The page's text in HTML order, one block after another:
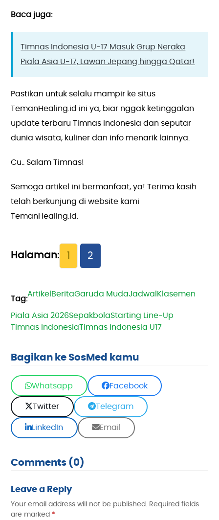
Baca juga:
Timnas Indonesia U-17 Masuk Grup Neraka
Piala Asia U-17, Lawan Jepang hingga Qatar!
Pastikan untuk selalu mampir ke situs
TemanHealing.id ini ya, biar nggak ketinggalan
update terbaru Timnas Indonesia dan seputar
dunia wisata, kuliner dan info menarik lainnya.
Cu.. Salam Timnas!
Semoga artikel ini bermanfaat, ya! Terima kasih
telah berkunjung di website kami
TemanHealing.id.
2
Artikel BeritaGaruda MudaJadwal Klasemen
Piala Asia 2026SepakbolaStarting Line-Up
Timnas IndonesiaTimnas Indonesia U17
Bagikan ke SosMed kamu
Whatsapp Facebook
Twitter Telegram
LinkedIn Email
Comments (0)
Leave a Reply
Your email address will not be published.
Required fields
are marked *